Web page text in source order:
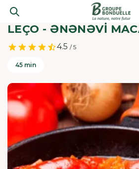
LEÇO - ƏNƏNƏVI
4.5 / 5
45 min